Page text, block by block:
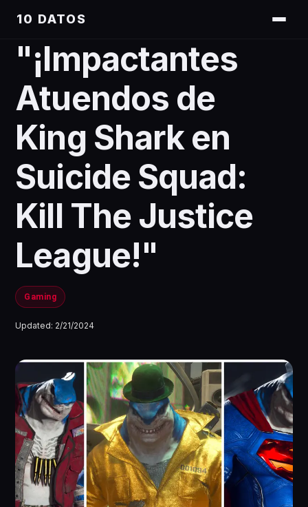
10 DATOS
"¡Impactantes
Atuendos de
King Shark en
Suicide Squad:
Kill The Justice
League!"
Gaming
Updated: 2/21/2024